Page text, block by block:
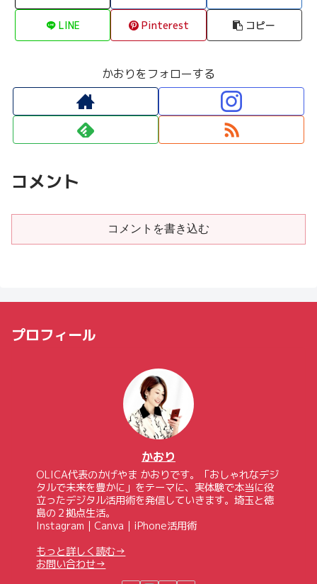
LINE Pinterest コピー
かおりをフォローする
コメント
コメントを書き込む
プロフィール
かおり
OLICA代表のかげやま かおりです。「おしゃれなデジ
タルで未来を豊かに」をテーマに、実体験で本当に役
立ったデジタル活用術を発信していきます。埼玉と徳
島の２拠点生活。
Instagram｜Canva｜iPhone活用術
もっと詳しく読む→
お問い合わせ→